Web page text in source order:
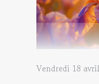
Vendredi 18